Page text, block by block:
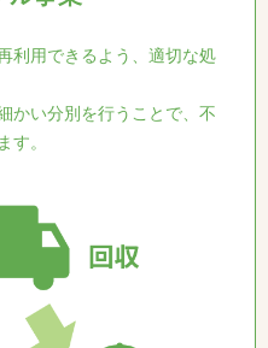
利用できるよう、適切な処
かい分別を行うことで、不
す。